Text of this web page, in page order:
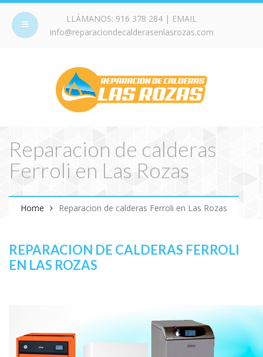
LLÁMANOS: 916 378 284 | EMAIL
info@reparaciondecalderasenlasrozas.com
Reparacion de calderas
Ferroli en Las Rozas
Home Reparacion de calderas Ferroli en Las Rozas
REPARACION DE CALDERAS FERROLI
EN LAS ROZAS